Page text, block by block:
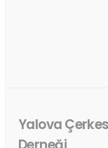
Yalova